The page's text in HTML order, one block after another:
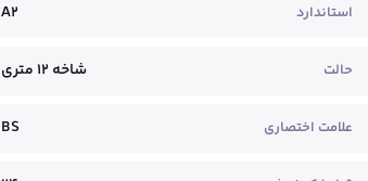
استاندارد A2
حالت شاخه ۱۲ متری
علامت اختصاری BS